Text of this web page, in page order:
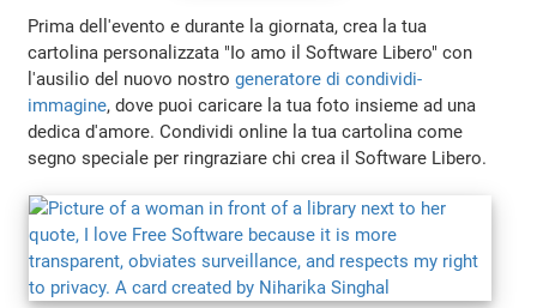
Prima dell'evento e durante la giornata, crea la tua
cartolina personalizzata "Io amo il Software Libero" con
l'ausilio del nuovo nostrogeneratore di condividi-
immagine, dove puoi caricare la tua foto insieme ad una
dedica d'amore. Condividi online la tua cartolina come
segno speciale per ringraziare chi crea il Software Libero.